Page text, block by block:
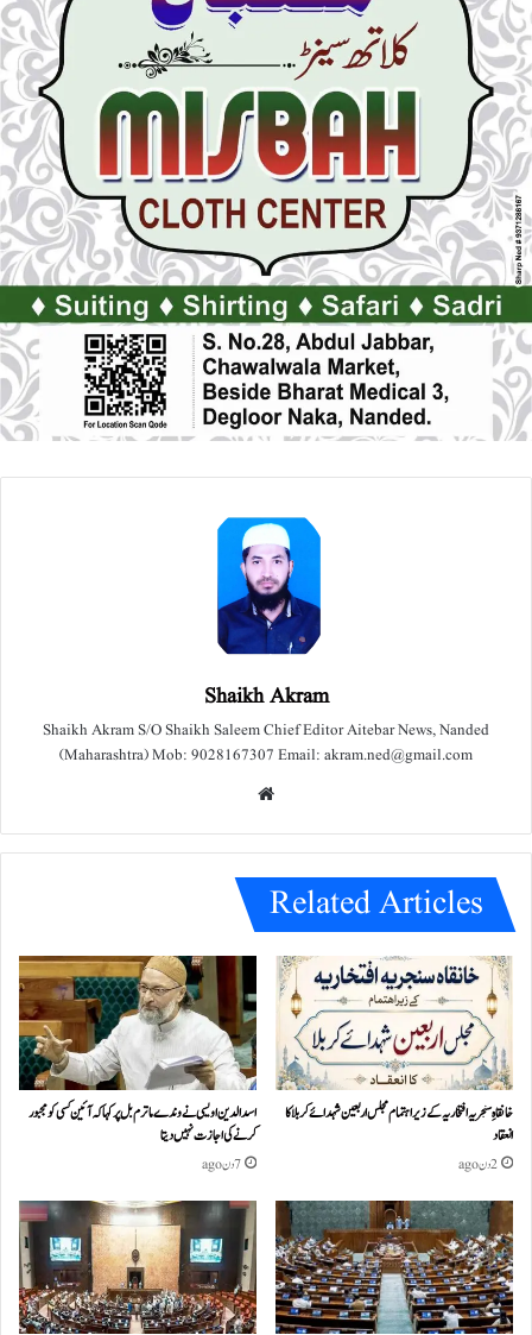
Shaikh Akram
Shaikh Akram S/O Shaikh Saleem Chief Editor Aitebar News, Nanded
(Maharashtra) Mob: 9028167307 Email: akram.ned@gmail.com
e
Related Articles
خانقاہِ سنجریہ افتخاریہ کے زیراہتمام مجلس اربعین شہدائے کربلا کا
انعقاد
2 دن ago
اسد الدین اویسی نے وندے ماترم بل پر کہا کہ آئین کسی کو مجبور
کرنے کی اجازت نہیں دیتا
7 دن ago